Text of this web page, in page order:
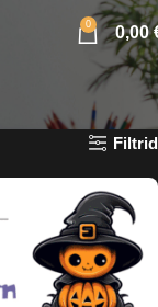
0 0,00
Filtrid